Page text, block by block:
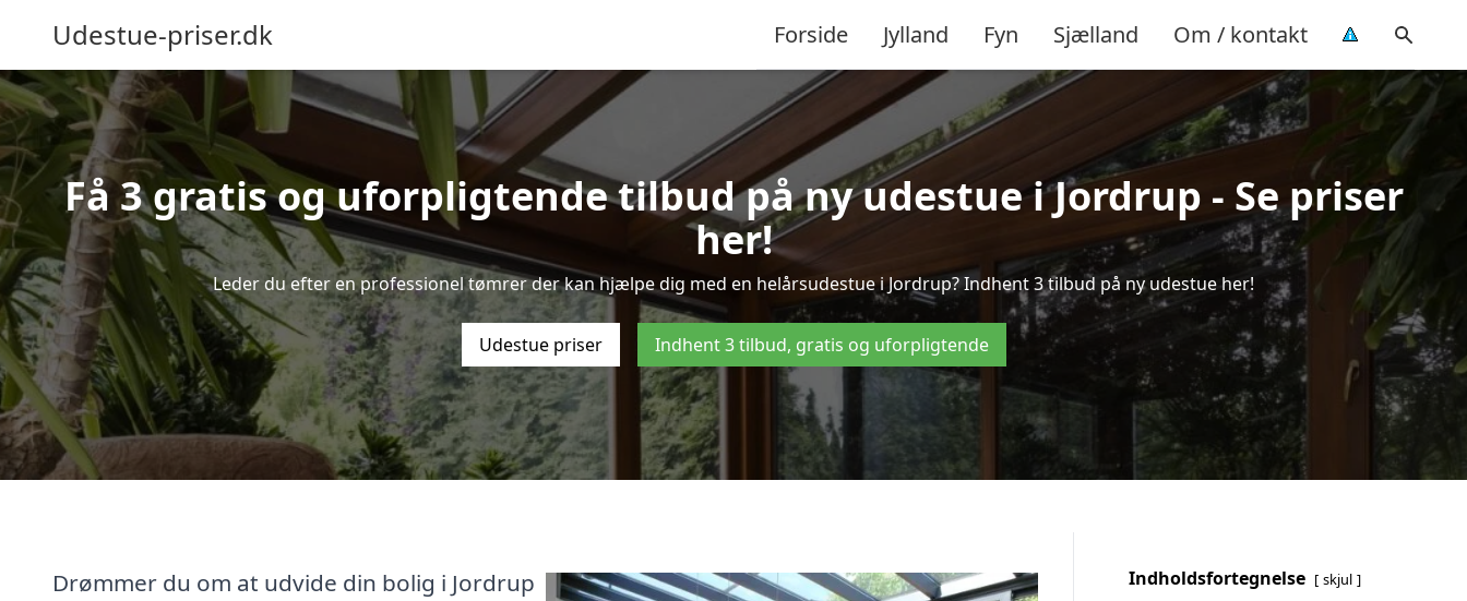
Udestue-priser.dk Forside Jylland Fyn Sjælland Om / kontakt
Få 3 gratis og uforpligtende tilbud på ny udestue i Jordrup - Se priser
her!
Leder du efter en professionel tømrer der kan hjælpe dig med en helårsudestue i Jordrup? Indhent 3 tilbud på ny udestue her!
Udestue priser Indhent 3 tilbud, gratis og uforpligtende
Drømmer du om at udvide din bolig i Jordrup
Indholdsfortegnelse skjul